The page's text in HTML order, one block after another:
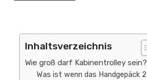
Inhaltsverzeichnis
Wie groß darf Kabinentrolley sein?
Was ist wenn das Handgepäck 2